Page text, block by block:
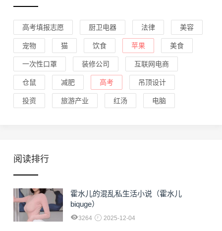
高考填报志愿 厨卫电器 法律 美容
宠物 猫 饮食 苹果 美食
一次性口罩 装修公司 互联网电商
仓鼠 减肥 高考 吊顶设计
投资 旅游产业 红汤 电脑
阅读排行
霍水儿的混乱私生活小说（霍水儿
biquge）
3264 2025-12-04